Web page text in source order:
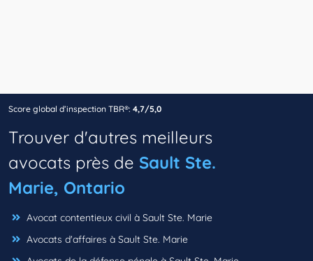
Score global d’inspection TBR®: 4,7/5,0
Trouver d'autres meilleurs
avocats près de Sault Ste.
Marie, Ontario
Avocat contentieux civil à Sault Ste. Marie
Avocats d'affaires à Sault Ste. Marie